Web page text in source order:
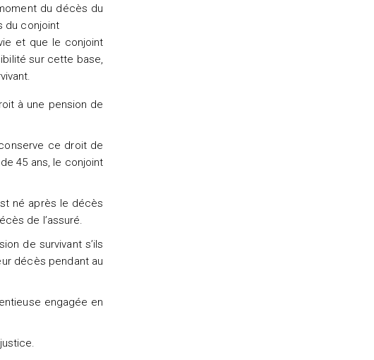
du décès du
du conjoint
et que le conjoint
sur cette base,
à une pension de
ce droit de
45 ans, le conjoint
né après le décès
de l’assuré.
de survivant s’ils
décès pendant au
engagée en